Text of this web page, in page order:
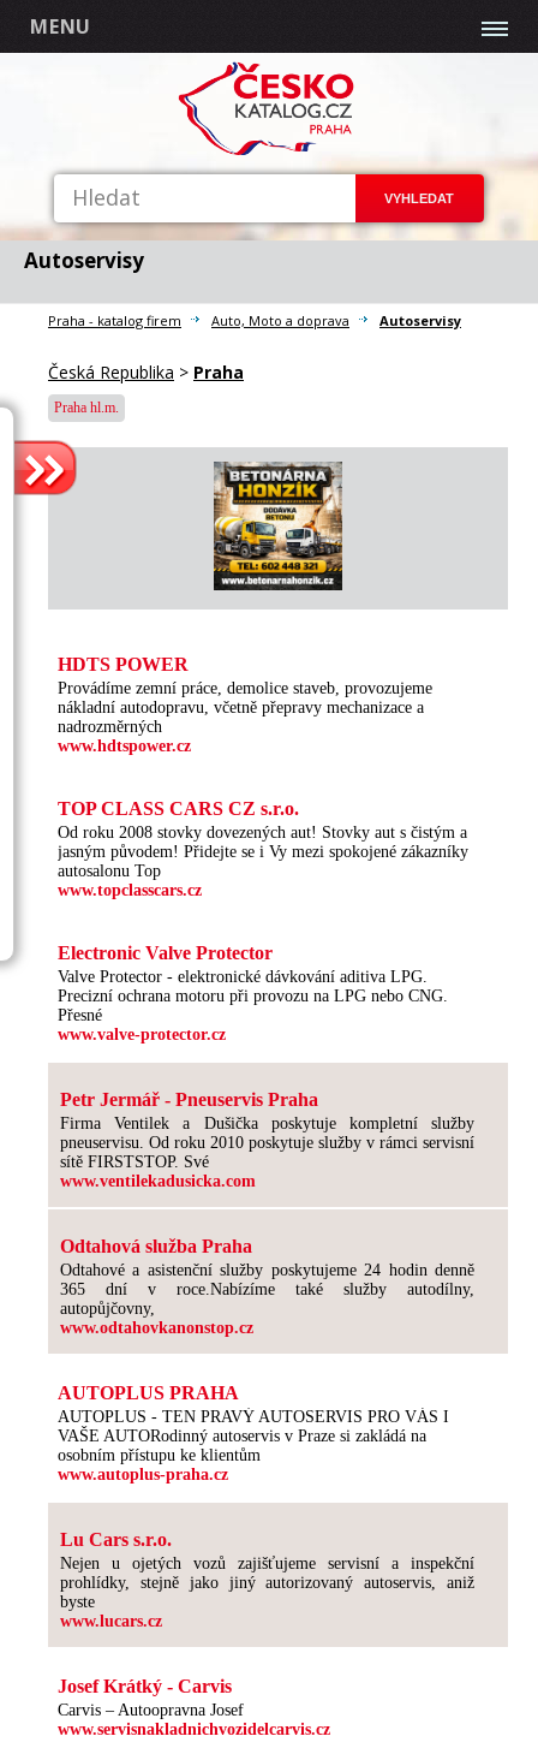
MENU
Autoservisy
Praha - katalog firem Auto, Moto a doprava Autoservisy
Česká Republika > Praha
Praha hl.m.
HDTS POWER
Provádíme zemní práce, demolice staveb, provozujeme
nákladní autodopravu, včetně přepravy mechanizace a
nadrozměrných
www.hdtspower.cz
TOP CLASS CARS CZ s.r.o.
Od roku 2008 stovky dovezených aut! Stovky aut s čistým a
jasným původem! Přidejte se i Vy mezi spokojené zákazníky
autosalonu Top
www.topclasscars.cz
Electronic Valve Protector
Valve Protector - elektronické dávkování aditiva LPG.
Precizní ochrana motoru při provozu na LPG nebo CNG.
Přesné
www.valve-protector.cz
Petr Jermář - Pneuservis Praha
Firma Ventilek a Dušička poskytuje kompletní služby
pneuservisu. Od roku 2010 poskytuje služby v rámci servisní
sítě FIRSTSTOP. Své
www.ventilekadusicka.com
Odtahová služba Praha
Odtahové a asistenční služby poskytujeme 24 hodin denně
365 dní v roce.Nabízíme také služby autodílny,
autopůjčovny,
www.odtahovkanonstop.cz
AUTOPLUS PRAHA
AUTOPLUS - TEN PRAVÝ AUTOSERVIS PRO VÁS I
VAŠE AUTORodinný autoservis v Praze si zakládá na
osobním přístupu ke klientům
www.autoplus-praha.cz
Lu Cars s.r.o.
Nejen u ojetých vozů zajišťujeme servisní a inspekční
prohlídky, stejně jako jiný autorizovaný autoservis, aniž
byste
www.lucars.cz
Josef Krátký - Carvis
Carvis – Autoopravna Josef
www.servisnakladnichvozidelcarvis.cz